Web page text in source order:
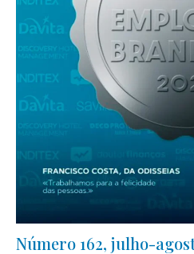
Número 162, julho-